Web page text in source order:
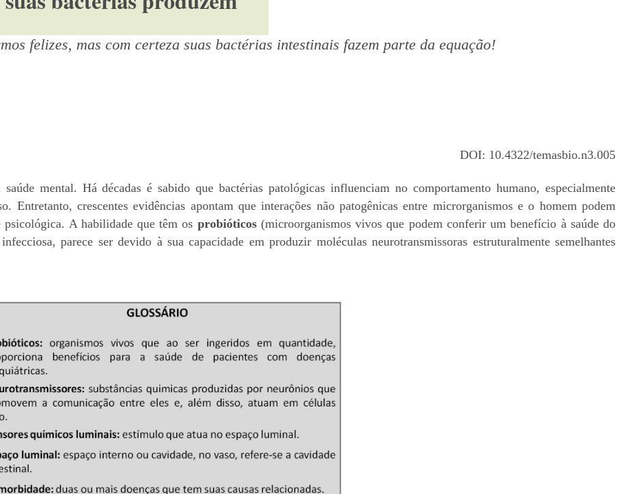
felizes, mas com certeza suas bactérias intestinais fazem parte da equação!
DOI: 10.4322/temasbio.n3.005
mental. Há décadas é sabido que bactérias patológicas influenciam no comportamento humano, especialmente
Entretanto, crescentes evidências apontam que interações não patogênicas entre microrganismos e o homem podem
A habilidade que têm os probióticos(microorganismos vivos que podem conferir um benefício à saúde do
parece ser devido à sua capacidade em produzir moléculas neurotransmissoras estruturalmente semelhantes